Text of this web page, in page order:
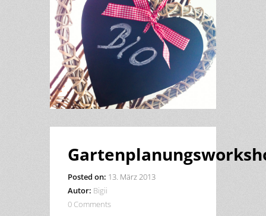
Posted on: 13. März 2013
Autor: Bigii
0 Comments